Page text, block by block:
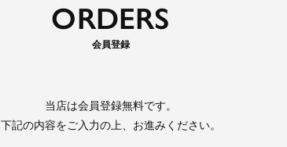
ORDERS
会員登録
当店は会員登録無料です。
下記の内容をご入力の上、お進みください。